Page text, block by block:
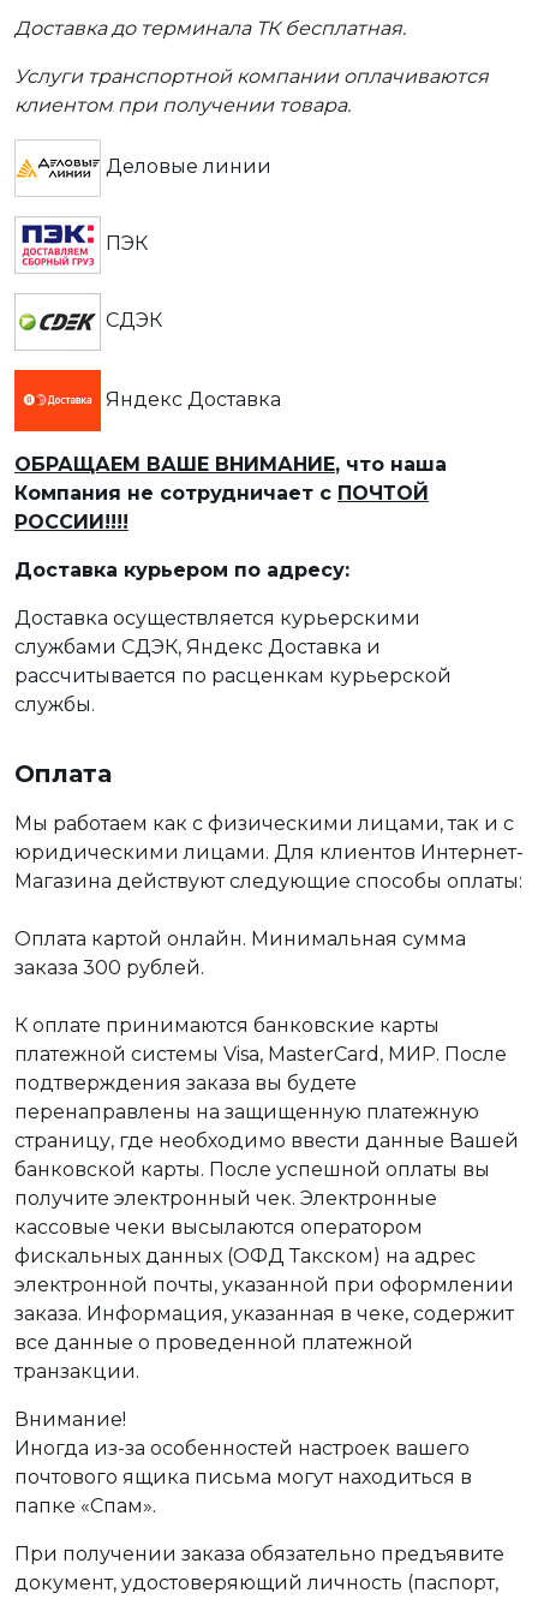
Доставка до терминала ТК бесплатная.
Услуги транспортной компании оплачиваются
клиентом при получении товара.
Деловые линии
ПЭК
СДЭК
Яндекс Доставка
ОБРАЩАЕМ ВАШЕ ВНИМАНИЕ, что наша
Компания не сотрудничает с ПОЧТОЙ
РОССИИ!!!!
Доставка курьером по адресу:
Доставка осуществляется курьерскими
службами СДЭК, Яндекс Доставка и
рассчитывается по расценкам курьерской
службы.
Оплата
Мы работаем как с физическими лицами, так и с
юридическими лицами. Для клиентов Интернет-
Магазина действуют следующие способы оплаты:
Оплата картой онлайн. Минимальная сумма
заказа 300 рублей.
К оплате принимаются банковские карты
платежной системы Visa, MasterCard, МИР. После
подтверждения заказа вы будете
перенаправлены на защищенную платежную
страницу, где необходимо ввести данные Вашей
банковской карты. После успешной оплаты вы
получите электронный чек. Электронные
кассовые чеки высылаются оператором
фискальных данных (ОФД Такском) на адрес
электронной почты, указанной при оформлении
заказа. Информация, указанная в чеке, содержит
все данные о проведенной платежной
транзакции.
Внимание!
Иногда из-за особенностей настроек вашего
почтового ящика письма могут находиться в
папке «Спам».
При получении заказа обязательно предъявите
документ, удостоверяющий личность (паспорт,